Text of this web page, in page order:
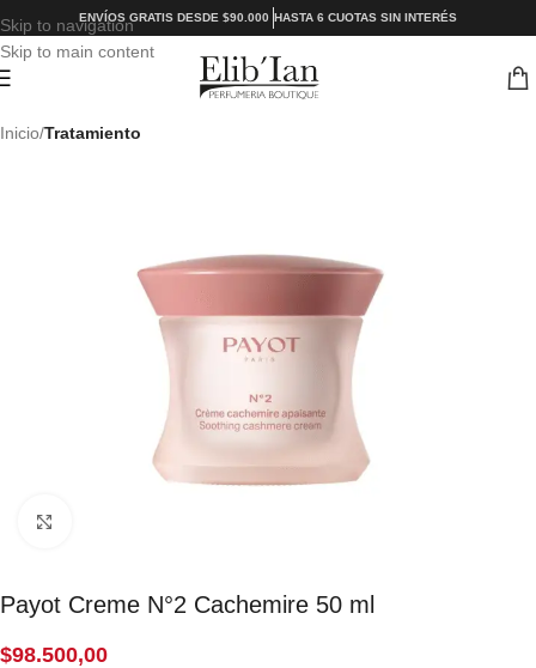
Skip to navigation
Skip to main content
ENVÍOS GRATIS DESDE $90.000 HASTA 6 CUOTAS SIN INTERÉS
Inicio Tratamiento
Payot Creme N°2 Cachemire 50 ml
$98.500,00